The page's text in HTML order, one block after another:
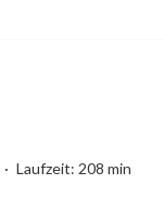
Laufzeit: 208 min